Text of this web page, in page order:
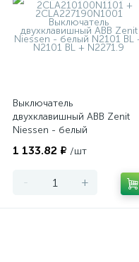
Выключатель
двухклавишный ABB Zenit
Niessen - белый
1 133.82 ₽ /шт
- +